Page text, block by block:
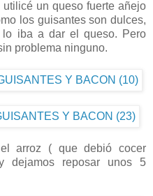
un queso fuerte añejo
los guisantes son dulces,
iba a dar el queso. Pero
problema ninguno.
arroz ( que debió cocer
dejamos reposar unos 5